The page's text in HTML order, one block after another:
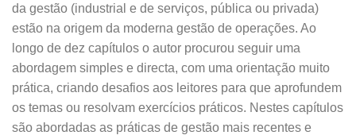
da ges­tão (industrial e de serviços, pública ou privada)
estão na origem da moderna gestão de opera­ções. Ao
longo de dez capítulos o autor procurou seguir uma
abordagem simples e directa, com uma orientação muito
prática, criando desafios aos leitores para que aprofundem
os temas ou resolvam exercícios práticos. Nestes capítulos
são abordadas as práticas de gestão mais recentes e